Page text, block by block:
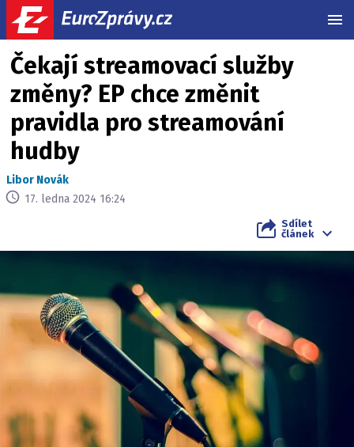
Čekají streamovací služby
změny? EP chce změnit
pravidla pro streamování
hudby
Libor Novák
17. ledna 2024 16:24
Sdílet
článek